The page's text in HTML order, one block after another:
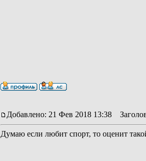
Добавлено: 21 Фев 2018 13:38
Думаю если любит спорт, то оценит